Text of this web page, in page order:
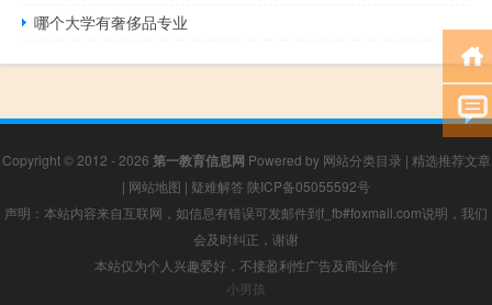
哪个大学有奢侈品专业
Copyright © 2012 - 2026 第一教育信息网 Powered by 网站分类目录 | 精选推荐文章
| 网站地图 | 疑难解答 陕ICP备05055592号
声明：本站内容来自互联网，如信息有错误可发邮件到f_fb#foxmail.com说明，我们
会及时纠正，谢谢
本站仅为个人兴趣爱好，不接盈利性广告及商业合作
小男孩